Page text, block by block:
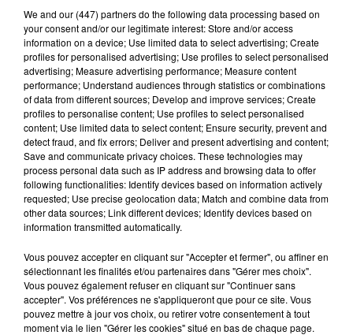
anatomopathologique. Ce manque oblige le renvoi de
l’affaire au 14 décembre prochain.
C’est une bonne nouvelle et un soulagement pour le
père du jeune défunt. "Cela va permettre de
reconsidérer le débat avec des élements qu'on demande
depuis le début", nous a confié Akim Metlas ce
mercredi."J'espère qu'on ira dans la logique d'une vraie
justice [..] Sur la base de documents qui manquaient, cela
aurait laissé un goût trop amer. Je pense qu'on est passé
à côté d'une deuxième exécution."Le père du jeune
défunt va désormais retrouver ses avocats pour
reprendre le dossier en main. Il garde espoir d'une
issue différente des réquisitions du parquet.
We and our (447) partnersdo the following data processing based on
your consent and/or our legitimate interest: Store and/or access
information on a device; Use limited data to select advertising; Create
profiles for personalised advertising; Use profiles to select personalised
advertising; Measure advertising performance; Measure content
performance; Understand audiences through statistics or combinations
of data from different sources; Develop and improve services; Create
profiles to personalise content; Use profiles to select personalised
content; Use limited data to select content; Ensure security, prevent and
detect fraud, and fix errors; Deliver and present advertising and content;
Save and communicate privacy choices. These technologies may
process personal data such as IP address and browsing data to offer
following functionalities: Identify devices based on information actively
requested; Use precise geolocation data; Match and combine data from
other data sources; Link different devices; Identify devices based on
information transmitted automatically.
Vous pouvez accepter en cliquant sur "Accepter et fermer", ou affiner en
sélectionnant les finalités et/ou partenaires dans "Gérer mes choix".
Vous pouvez également refuser en cliquant sur "Continuer sans
accepter". Vos préférences ne s'appliqueront que pour ce site. Vous
pouvez mettre à jour vos choix, ou retirer votre consentement à tout
moment via le lien "Gérer les cookies" situé en bas de chaque page.